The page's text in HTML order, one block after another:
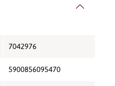
7042976
5900856095470